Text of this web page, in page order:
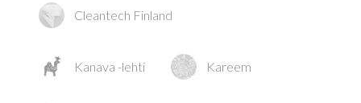
Cleantech Finland
Kanava -lehti Kareem